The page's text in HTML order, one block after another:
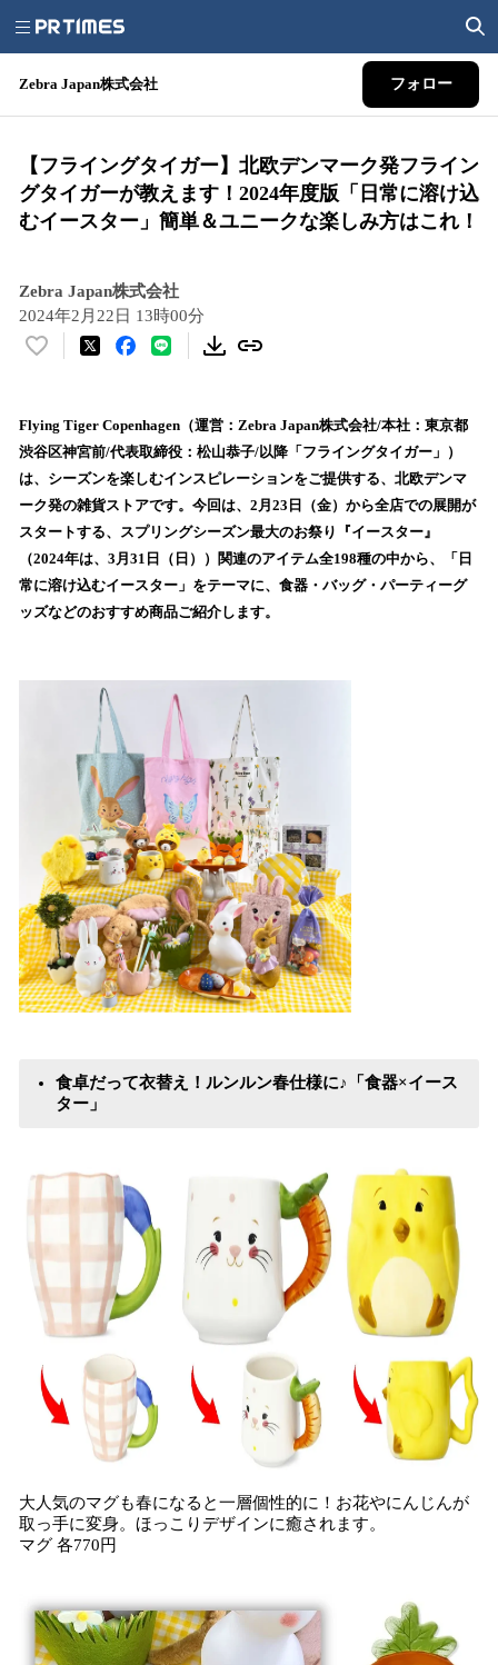
Zebra Japan株式会社 フォロー
【フライングタイガー】北欧デンマーク発フライン
グタイガーが教えます！2024年度版「日常に溶け込
むイースター」簡単＆ユニークな楽しみ方はこれ！
Zebra Japan株式会社
2024年2月22日 13時00分
い
！
数
を
読
込
み
中
で
Flying Tiger Copenhagen（運営：Zebra Japan株式会社/本社：東京都
渋谷区神宮前/代表取締役：松山恭子/以降「フライングタイガー」）
は、シーズンを楽しむインスピレーションをご提供する、北欧デンマ
ーク発の雑貨ストアです。今回は、2月23日（金）から全店での展開が
スタートする、スプリングシーズン最大のお祭り『イースター』
（2024年は、3月31日（日））関連のアイテム全198種の中から、「日
常に溶け込むイースター」をテーマに、食器・バッグ・パーティーグ
ッズなどのおすすめ商品ご紹介します。
食卓だって衣替え！ルンルン春仕様に♪「食器×イース
ター」
大人気のマグも春になると一層個性的に！お花やにんじんが
取っ手に変身。ほっこりデザインに癒されます。
マグ 各770円